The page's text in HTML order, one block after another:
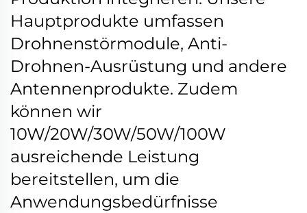
Hauptprodukte umfassen
Drohnenstörmodule, Anti-
Drohnen-Ausrüstung und andere
Antennenprodukte. Zudem
können wir
10W/20W/30W/50W/100W
ausreichende Leistung
bereitstellen, um die
Anwendungsbedürfnisse